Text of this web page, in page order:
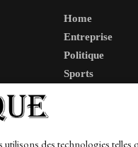
des technologies telles
Home
Entreprise
Politique
Sports